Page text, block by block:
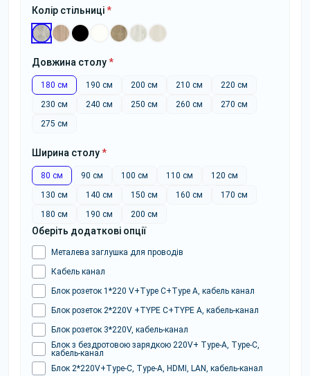
Колір стільниці*
Довжина столу*
180 см 190 см 200 см 210 см
220 см
230 см
240 см 250 см 260 см
270 см
275 см
Ширина столу*
80 см 90 см 100 см 110 см
120 см
130 см
140 см 150 см 160 см
170 см
180 см
190 см 200 см
Оберіть додаткові опції
Металева заглушка для проводів
Кабель канал
Блок розеток 1*220 V+Type C+Type A, кабель канал
Блок розеток 2*220V +TYPE C+TYPE A, кабель-канал
Блок розеток 3*220V, кабель-канал
Блок з бездротовою зарядкою 220V+ Type-A, Type-C,
кабель-канал
Блок 2*220V+Type-C, Type-A, HDMI, LAN, кабель-канал